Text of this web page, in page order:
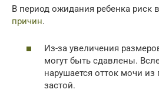
В период ожидания ребенка риск
причин.
Из-за увеличения
могут быть сдавлены.
нарушается отток мочи из
застой.